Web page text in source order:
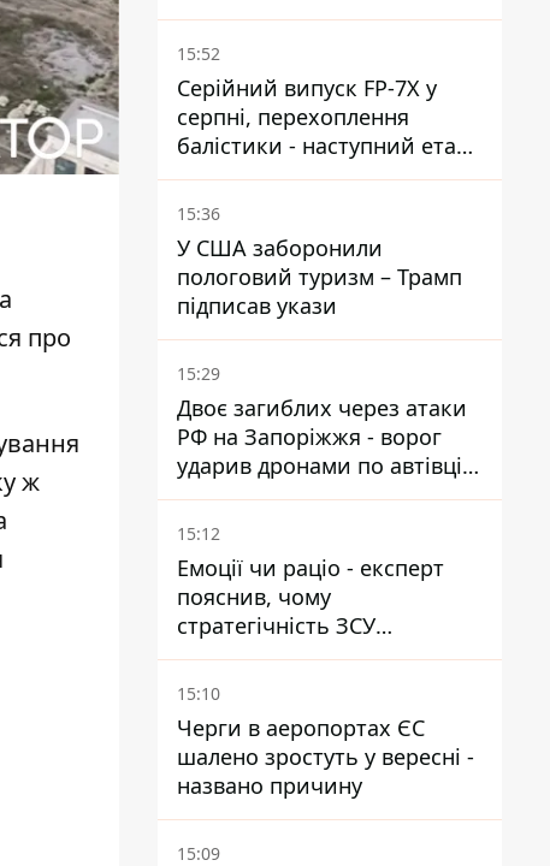
про
ж
шваброю у 37-градусну
спеку — реакція компанії
15:52
Серійний випуск FP-7X у
серпні, перехоплення
балістики - наступний етап -
Fire Point конкретизувало
плани
15:36
У США заборонили
пологовий туризм – Трамп
підписав укази
15:29
Двоє загиблих через атаки
РФ на Запоріжжя - ворог
ударив дронами по автівці
та селищу
15:12
Емоції чи раціо - експерт
пояснив, чому
стратегічність ЗСУ
важливіша за емоційні
атаки РФ
15:10
Черги в аеропортах ЄС
шалено зростуть у вересні -
названо причину
15:09